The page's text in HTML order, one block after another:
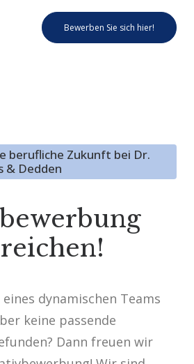
Bewerben Sie sich hier!
berufliche Zukunft bei Dr.
& Dedden
dynamischen Teams
keine passende
Dann freuen wir